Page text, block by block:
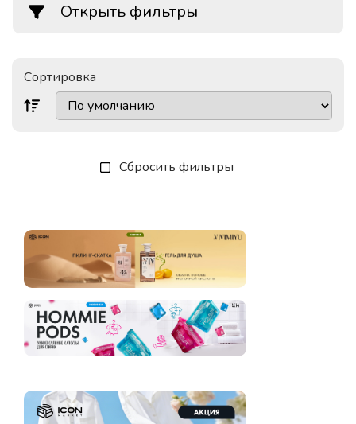
Открыть фильтры
Сортировка
Сбросить фильтры